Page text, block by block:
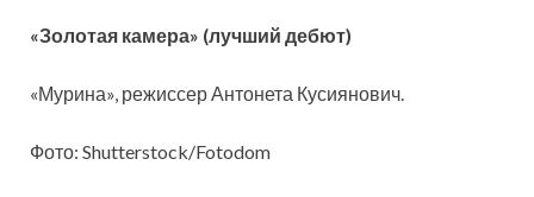
«Золотая камера» (лучший дебют)
«Мурина», режиссер Антонета Кусиянович.
Фото: Shutterstock/Fotodom